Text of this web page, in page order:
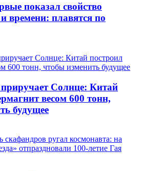
показал свойство
времени: плавятся по
Солнце: Китай
весом 600 тонн,
будущее